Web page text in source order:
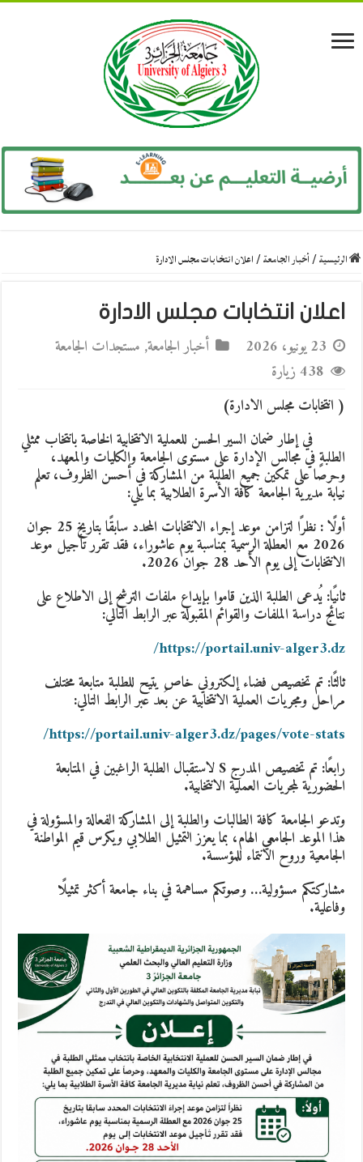
الرئيسية/أخبار الجامعة/اعلان انتخابات مجلس الادارة
اعلان انتخابات مجلس الادارة
23 يونيو، 2026 أخبار الجامعة, مستجدات الجامعة
438 زيارة
( انتخابات مجلس الادارة)
في إطار ضمان السير الحسن للعملية الانتخابية الخاصة بانتخاب ممثلي
الطلبة في مجالس الإدارة على مستوى الجامعة والكليات والمعهد،
وحرصًا على تمكين جميع الطلبة من المشاركة في أحسن الظروف، تعلم
نيابة مديرية الجامعة كافة الأسرة الطلابية بما يلي:
أولًا
: نظرًا لتزامن موعد إجراء الانتخابات المحدد سابقًا بتاريخ 25 جوان
2026 مع العطلة الرسمية بمناسبة يوم عاشوراء، فقد تقرر تأجيل موعد
الانتخابات إلى يوم الأحد 28 جوان 2026.
ثانيًا: يُدعى الطلبة الذين قاموا بإيداع ملفات الترشح إلى الاطلاع على
نتائج دراسة الملفات والقوائم المقبولة عبر الرابط التالي:
https://portail.univ-alger3.dz/
ثالثًا:تم تخصيص فضاء إلكتروني خاص يتيح للطلبة متابعة مختلف
مراحل ومجريات العملية الانتخابية عن بُعد عبر الرابط التالي:
https://portail.univ-alger3.dz/pages/vote-stats/
رابعًا
: تم تخصيص المدرج S لاستقبال الطلبة الراغبين في المتابعة
الحضورية لمجريات العملية الانتخابية.
وتدعو الجامعة كافة الطالبات والطلبة إلى المشاركة الفعالة والمسؤولة في
هذا الموعد الجامعي الهام، بما يعزز التمثيل الطلابي ويكرس قيم المواطنة
الجامعية وروح الانتماء للمؤسسة.
مشاركتكم مسؤولية… وصوتكم مساهمة في بناء جامعة أكثر تمثيلًا
وفاعلية.